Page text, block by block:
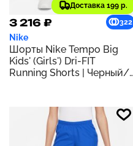
Доставка 199 р.
3 216 ₽ 322
Nike
Шорты Nike Tempo Big
Kids' (Girls') Dri-FIT
Running Shorts | Черный/